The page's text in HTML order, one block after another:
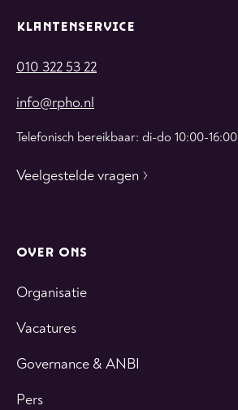
KLANTENSERVICE
010 322 53 22
info@rpho.nl
Telefonisch bereikbaar: di-do 10:00-16:00
Veelgestelde vragen
OVER ONS
Organisatie
Vacatures
Governance & ANBI
Pers